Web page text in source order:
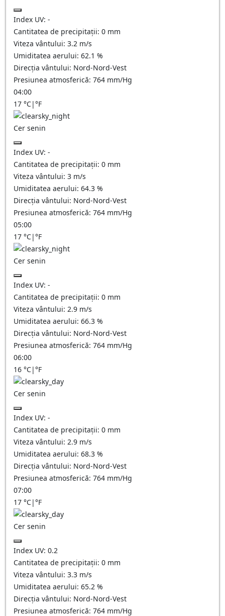
Index UV: -
Cantitatea de precipitații: 0 mm
Viteza vântului: 3.2 m/s
Umiditatea aerului: 62.1 %
Direcția vântului: Nord-Nord-Vest
Presiunea atmosferică: 764 mm/Hg
04:00
17 °C|°F
Cer senin
Index UV: -
Cantitatea de precipitații: 0 mm
Viteza vântului: 3 m/s
Umiditatea aerului: 64.3 %
Direcția vântului: Nord-Nord-Vest
Presiunea atmosferică: 764 mm/Hg
05:00
17 °C|°F
Cer senin
Index UV: -
Cantitatea de precipitații: 0 mm
Viteza vântului: 2.9 m/s
Umiditatea aerului: 66.3 %
Direcția vântului: Nord-Nord-Vest
Presiunea atmosferică: 764 mm/Hg
06:00
16 °C|°F
Cer senin
Index UV: -
Cantitatea de precipitații: 0 mm
Viteza vântului: 2.9 m/s
Umiditatea aerului: 68.3 %
Direcția vântului: Nord-Nord-Vest
Presiunea atmosferică: 764 mm/Hg
07:00
17 °C|°F
Cer senin
Index UV: 0.2
Cantitatea de precipitații: 0 mm
Viteza vântului: 3.3 m/s
Umiditatea aerului: 65.2 %
Direcția vântului: Nord-Nord-Vest
Presiunea atmosferică: 764 mm/Hg